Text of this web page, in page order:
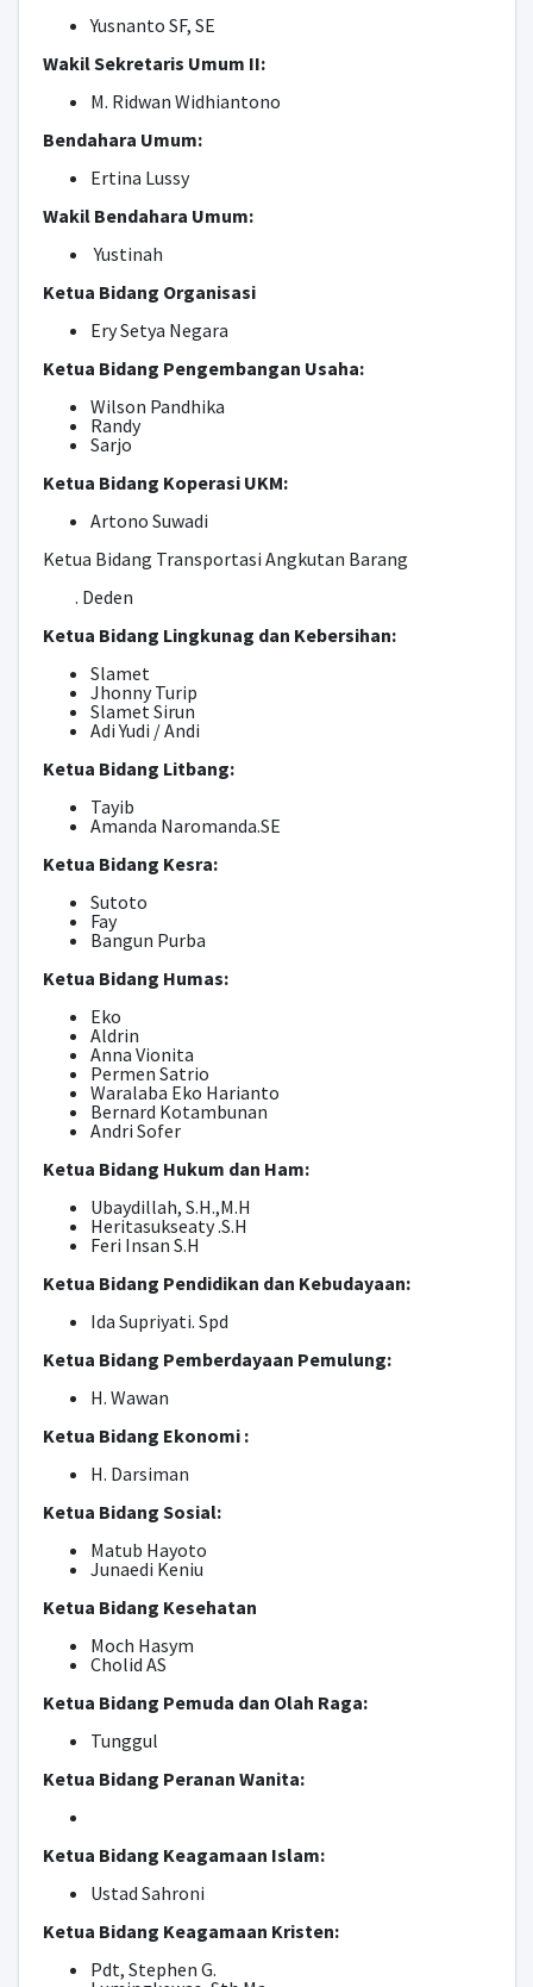
Yusnanto SF, SE
Wakil Sekretaris Umum II:
M. Ridwan Widhiantono
Bendahara Umum:
Ertina Lussy
Wakil Bendahara Umum:
Yustinah
Ketua Bidang Organisasi
Ery Setya Negara
Ketua Bidang Pengembangan Usaha:
Wilson Pandhika
Randy
Sarjo
Ketua Bidang Koperasi UKM:
Artono Suwadi
Ketua Bidang Transportasi Angkutan Barang
. Deden
Ketua Bidang Lingkunag dan Kebersihan:
Slamet
Jhonny Turip
Slamet Sirun
Adi Yudi / Andi
Ketua Bidang Litbang:
Tayib
Amanda Naromanda.SE
Ketua Bidang Kesra:
Sutoto
Fay
Bangun Purba
Ketua Bidang Humas:
Eko
Aldrin
Anna Vionita
Permen Satrio
Waralaba Eko Harianto
Bernard Kotambunan
Andri Sofer
Ketua Bidang Hukum dan Ham:
Ubaydillah, S.H.,M.H
Heritasukseaty .S.H
Feri Insan S.H
Ketua Bidang Pendidikan dan Kebudayaan:
Ida Supriyati. Spd
Ketua Bidang Pemberdayaan Pemulung:
H. Wawan
Ketua Bidang Ekonomi :
H. Darsiman
Ketua Bidang Sosial:
Matub Hayoto
Junaedi Keniu
Ketua Bidang Kesehatan
Moch Hasym
Cholid AS
Ketua Bidang Pemuda dan Olah Raga:
Tunggul
Ketua Bidang Peranan Wanita:
Ketua Bidang Keagamaan Islam:
Ustad Sahroni
Ketua Bidang Keagamaan Kristen:
Pdt, Stephen G.